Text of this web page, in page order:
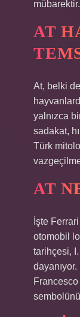
mübarektir.
AT
At, belki
yalnızca
sadakat,
Türk
AT
İşte
otomobil
tarihçesi,